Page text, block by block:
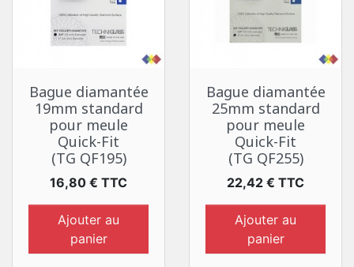
Bague diamantée
19mm standard
pour meule
Quick-Fit
(TG QF195)
Prix
16,80 € TTC
Ajouter au
panier
Bague diamantée
25mm standard
pour meule
Quick-Fit
(TG QF255)
Prix
22,42 € TTC
Ajouter au
panier